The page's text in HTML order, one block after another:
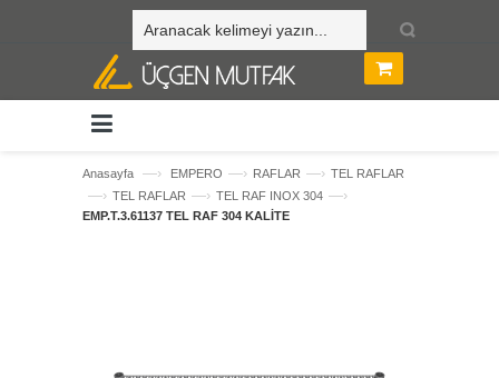
Anasayfa —› EMPERO —› RAFLAR —› TEL RAFLAR
—› TEL RAFLAR —› TEL RAF INOX 304 —›
EMP.T.3.61137 TEL RAF 304 KALİTE